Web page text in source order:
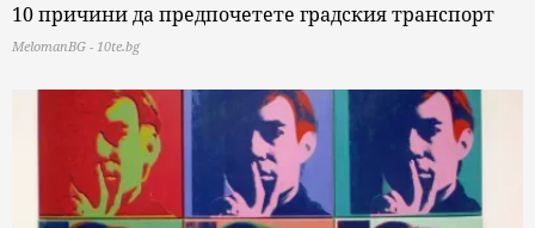
10 причини да предпочетете градския транспорт
MelomanBG - 10te.bg